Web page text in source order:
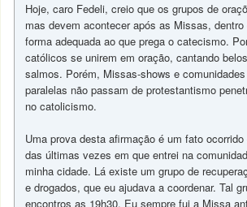
Hoje, caro Fedeli, creio que os grupos de
mas devem acontecer após as Missas,
forma adequada ao que prega o catecismo.
católicos se unirem em oração, cantando
salmos. Porém, Missas-shows e
paralelas não passam de protestantismo
no catolicismo.
Uma prova desta afirmação é um fato
das últimas vezes em que entrei na
minha cidade. Lá existe um grupo de
e drogados, que eu ajudava a coordenar. Tal
encontros as 19h30. Eu sempre fui a Missa